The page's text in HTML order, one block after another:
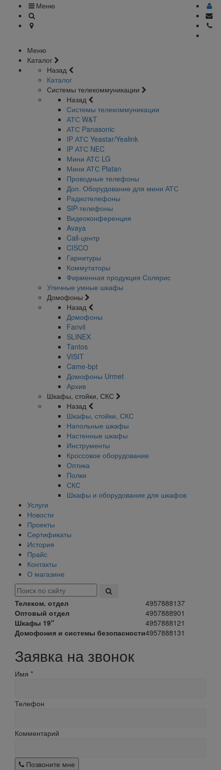
Меню
Меню
Каталог
Назад
Каталог
Системы телекоммуникации
Назад
Системы телекоммуникации
АТС W&T
АТС Panasonic
IP АТС Yeastar/Yealink
IP АТС NEC
Мини АТС LG
Мини АТС Platan
Проводные телефоны
Доп. Оборудование для мини АТС
Радиотелефоны
SIP-телефоны
Видеоконференция
Avaya
Call-центр
CISCO
Гарнитуры
Коммутаторы
Фирменная продукция Солярис
Уличные умные шкафы
Домофоны
Назад
Домофоны
Fanvil
SLINEX
Tantos
VISIT
Came-bpt
Домофоны Urmet
Архив
Шкафы, стойки, СКС
Назад
Шкафы, стойки, СКС
Напольные шкафы
Настенные шкафы
Инструменты
Кроссовое оборудование
Оптика
Полки
СКС
Шкафы и оборудование для шкафов
Услуги
Новости
Проекты
Сертификаты
История
Прайс
Контакты
О магазине
Телеком. отдел
4957888137
Оптовый отдел
4957888901
Шкафы 19"
4957888121
Домофония и системы безопасности4957888131
Заявка на звонок
Имя *
Телефон
Комментарий
Позвоните мне